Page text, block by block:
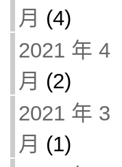
月 (4)
2021 年 4
月 (2)
2021 年 3
月 (1)